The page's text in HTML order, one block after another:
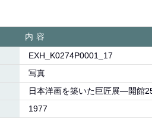
内容
EXH_K0274P0001_17
写真
日本洋画を築いた巨匠展―開館
1977